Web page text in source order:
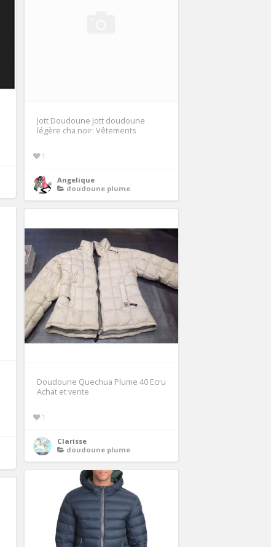
Jott Doudoune Jott doudoune
légère cha noir: Vêtements
1
Angelique
doudoune plume
Doudoune Quechua Plume 40 Ecru
Achat et vente
1
Clarisse
doudoune plume